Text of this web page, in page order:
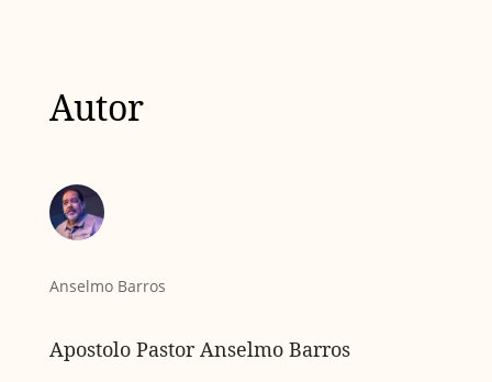
Autor
Anselmo Barros
Apostolo Pastor Anselmo Barros